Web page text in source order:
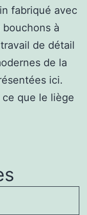
fabriqué avec
à
de détail
de la
ici.
que le liège